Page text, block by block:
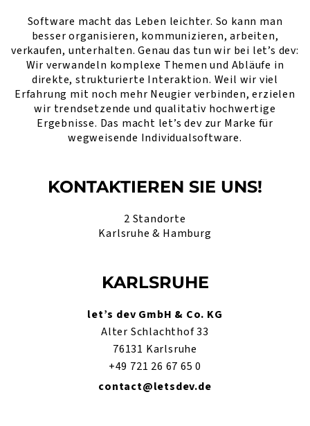
Software macht das Leben leichter. So kann man
besser organisieren, kommunizieren, arbeiten,
verkaufen, unterhalten. Genau das tun wir bei let’s dev:
Wir verwandeln komplexe Themen und Abläufe in
direkte, strukturierte Interaktion. Weil wir viel
Erfahrung mit noch mehr Neugier verbinden, erzielen
wir trendsetzende und qualitativ hochwertige
Ergebnisse. Das macht let’s dev zur Marke für
wegweisende Individualsoftware.
KONTAKTIEREN SIE UNS!
2 Standorte
Karlsruhe & Hamburg
KARLSRUHE
let’s dev GmbH & Co. KG
Alter Schlachthof 33
76131 Karlsruhe
+49 721 26 67 65 0
contact@letsdev.de